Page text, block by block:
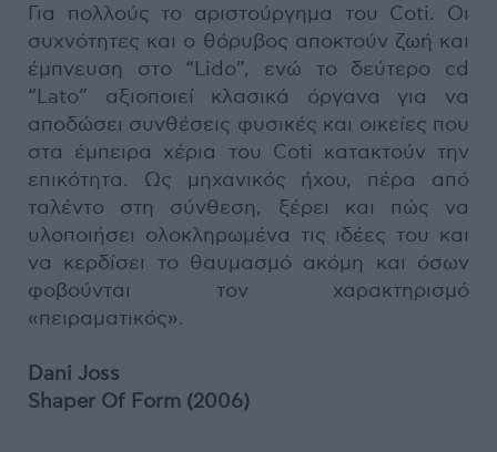
Για πολλούς το αριστούργημα του Coti. Οι
συχνότητες και ο θόρυβος αποκτούν ζωή και
έμπνευση στο “Lido”, ενώ το δεύτερο cd
“Lato” αξιοποιεί κλασικά όργανα για να
αποδώσει συνθέσεις φυσικές και οικείες που
στα έμπειρα χέρια του Coti κατακτούν την
επικότητα. Ως μηχανικός ήχου, πέρα από
ταλέντο στη σύνθεση, ξέρει και πώς να
υλοποιήσει ολοκληρωμένα τις ιδέες του και
να κερδίσει το θαυμασμό ακόμη και όσων
φοβούνται τον χαρακτηρισμό
«πειραματικός».
Dani Joss
Shaper Of Form (2006)